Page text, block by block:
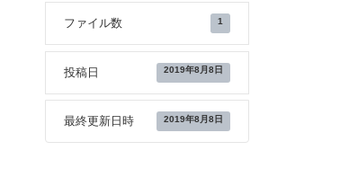
ファイル数 1
投稿日 2019年8月8日
最終更新日時 2019年8月8日